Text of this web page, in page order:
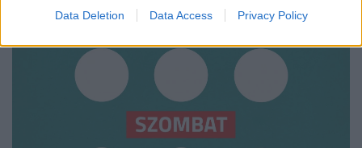
Data Deletion Data Access Privacy Policy
35 fok között alakul.